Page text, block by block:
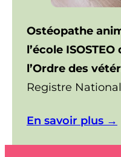
Ostéopathe
l’école
l’Ordre des
Registre
En savoir plus →